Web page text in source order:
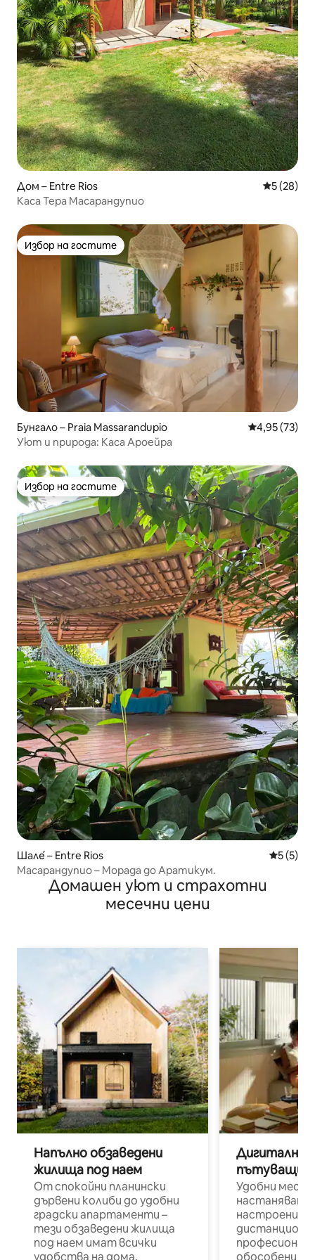
Дом – Entre Rios Средна
5 (28)
Каса Тера Масарандупио
Избор на гостите
Избор на гостите
Бунгало – Praia Massarandupio Средна
4,95 (73)
Уют и природа: Каса Ароейра
Избор на гостите
Избор на гостите
Шале́ – Entre Rios Средна
5 (5)
Масарандупио – Морада до Аратикум.
Домашен уют и страхотни
месечни цени
Напълно обзаведени
жилища под наем
От спокойни планински
дървени колиби до удобни
градски апартаменти –
тези обзаведени жилища
под наем имат всички
удобства на дома.
Дигитални
пътуващи
Удобни
настаняване
настроени и
обособени